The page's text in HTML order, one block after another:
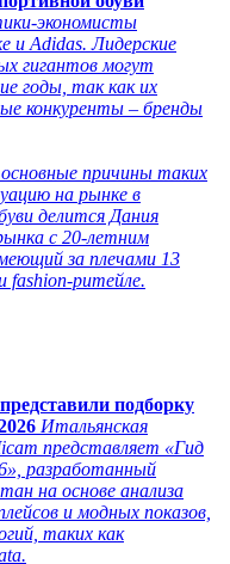
экономисты
и Adidas. Лидерские
гигантов могут
годы, так как их
конкуренты – бренды
причины таких
на рынке в
делится Дания
с 20-летним
за плечами 13
fashion-ритейле.
подборку
Итальянская
представляет «Гид
разработанный
на основе анализа
и модных показов,
таких как